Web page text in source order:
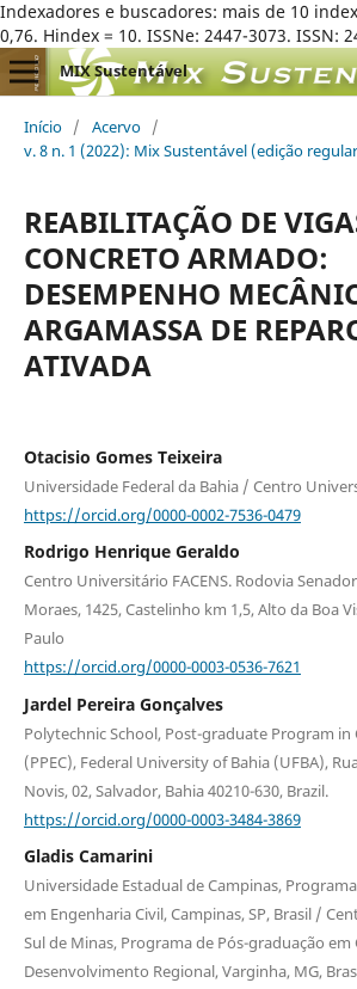
Indexadores e buscadores: mais de 10
0,76. Hindex = 10. ISSNe: 2447-3073. ISSN:
MIX Sustentável
Início / Acervo /
v. 8 n. 1 (2022): Mix Sustentável (edição
REABILITAÇÃO DE
CONCRETO ARMADO:
DESEMPENHO
ARGAMASSA DE
ATIVADA
Otacisio Gomes Teixeira
Universidade Federal da Bahia / Centro
https://orcid.org/0000-0002-7536-0479
Rodrigo Henrique Geraldo
Centro Universitário FACENS. Rodovia
Moraes, 1425, Castelinho km 1,5, Alto da Boa
Paulo
https://orcid.org/0000-0003-0536-7621
Jardel Pereira Gonçalves
Polytechnic School, Post-graduate Program in
(PPEC), Federal University of Bahia (UFBA),
Novis, 02, Salvador, Bahia 40210-630, Brazil.
https://orcid.org/0000-0003-3484-3869
Gladis Camarini
Universidade Estadual de Campinas,
em Engenharia Civil, Campinas, SP, Brasil /
Sul de Minas, Programa de Pós-graduação em
Desenvolvimento Regional, Varginha, MG,